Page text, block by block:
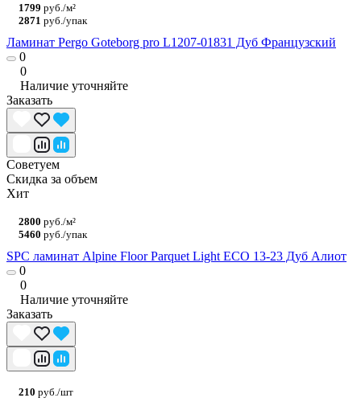
1799 руб./м²
2871 руб./упак
Ламинат Pergo Goteborg pro L1207-01831 Дуб Французский
0
0
Наличие уточняйте
Заказать
Советуем
Скидка за объем
Хит
2800 руб./м²
5460 руб./упак
SPC ламинат Alpine Floor Parquet Light ЕСО 13-23 Дуб Алиот
0
0
Наличие уточняйте
Заказать
210 руб./шт